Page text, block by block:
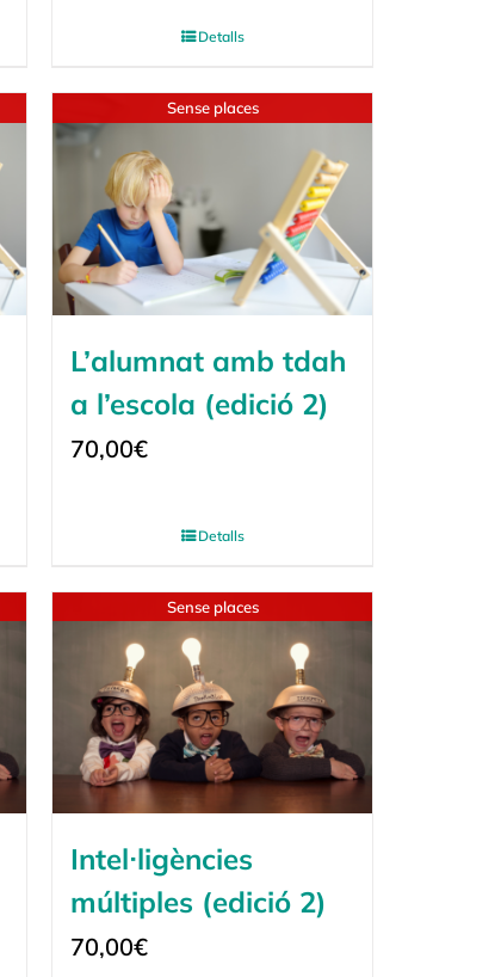
Detalls
Sense places
L’alumnat amb tdah
a l’escola (edició 2)
70,00€
Detalls
Sense places
Intel·ligències
múltiples (edició 2)
70,00€